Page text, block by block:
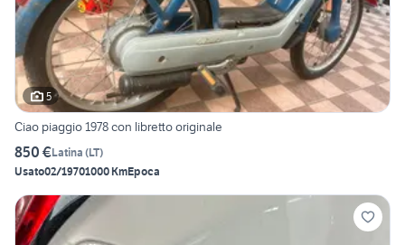
5
Ciao piaggio 1978 con libretto originale
850 €Latina (LT)
Usato02/19701000 KmEpoca